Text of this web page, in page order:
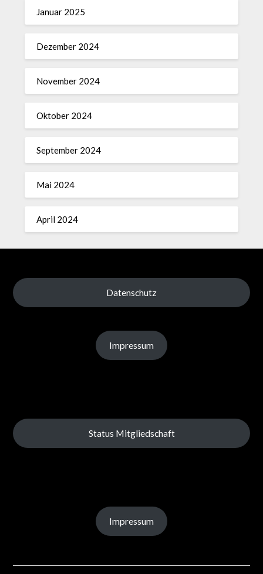
Januar 2025
Dezember 2024
November 2024
Oktober 2024
September 2024
Mai 2024
April 2024
Datenschutz
Impressum
Status Mitgliedschaft
Impressum